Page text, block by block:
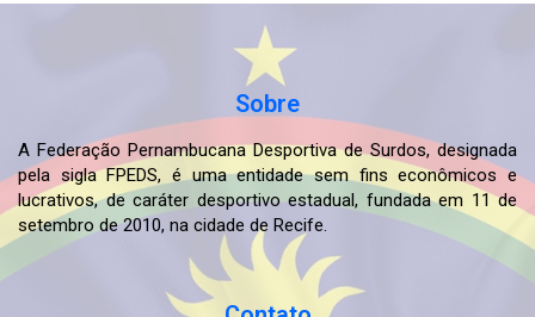
Sobre
A Federação Pernambucana Desportiva de Surdos, designada
pela sigla FPEDS, é uma entidade sem fins econômicos e
lucrativos, de caráter desportivo estadual, fundada em 11 de
setembro de 2010, na cidade de Recife.